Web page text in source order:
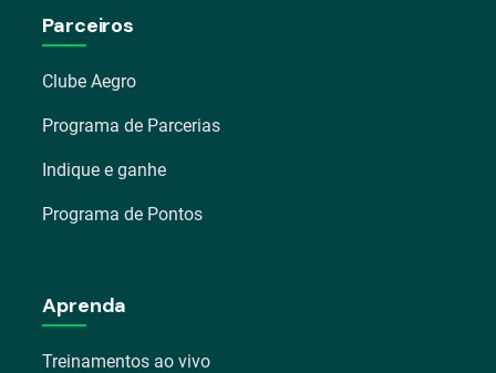
Parceiros
Clube Aegro
Programa de Parcerias
Indique e ganhe
Programa de Pontos
Aprenda
Treinamentos ao vivo